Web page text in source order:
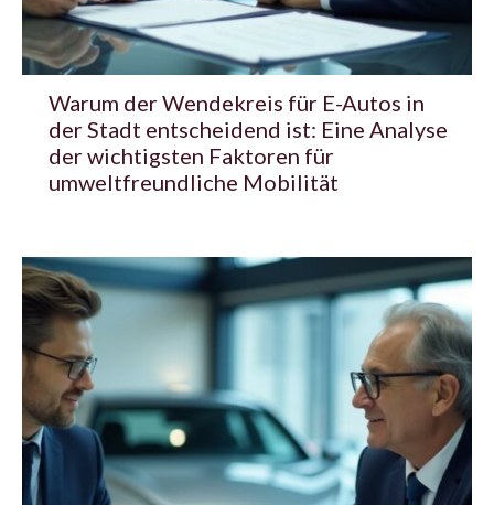
Warum der Wendekreis für E-Autos in
der Stadt entscheidend ist: Eine Analyse
der wichtigsten Faktoren für
umweltfreundliche Mobilität